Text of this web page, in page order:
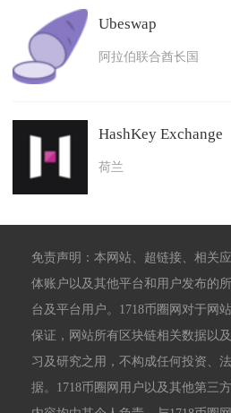
Ubeswap
阿拉伯联合酋长国
HashKey Exchange
荷兰
免责声明：本网站、超链接、相关
体账户以及其他平台和用户发布的
台及平台用户。1718币圈网对于网
保证，网站所有区块链相关数据以
习及研究之用，不构成任何投资、
据。1718币圈网用户以及其他第三